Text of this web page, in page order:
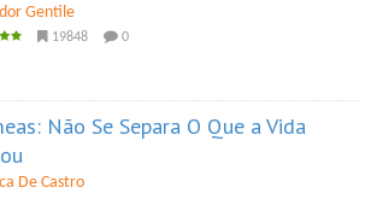
Gentile
19848 0
Não Se Separa O Que a Vida
De Castro